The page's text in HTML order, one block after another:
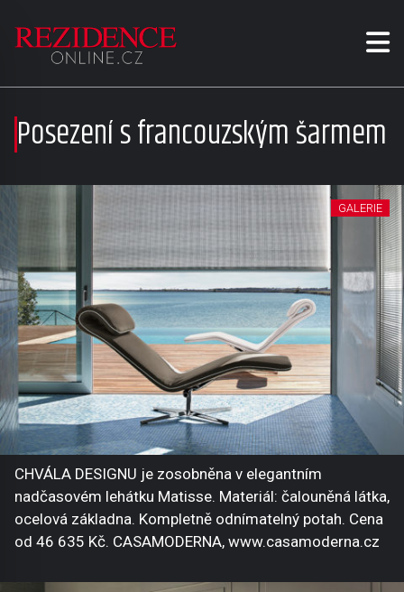
Posezení s francouzským šarmem
GALERIE
CHVÁLA DESIGNU je zosobněna v elegantním
nadčasovém lehátku Matisse. Materiál: čalouněná látka,
ocelová základna. Kompletně odnímatelný potah. Cena
od 46 635 Kč. CASAMODERNA, www.casamoderna.cz